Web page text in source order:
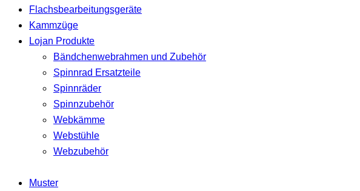
Flachsbearbeitungsgeräte
Kammzüge
Lojan Produkte
Bändchenwebrahmen und Zubehör
Spinnrad Ersatzteile
Spinnräder
Spinnzubehör
Webkämme
Webstühle
Webzubehör
Muster